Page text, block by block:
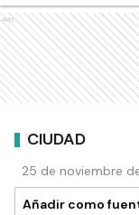
Ads
CIUDAD
25 de noviembre
Añadir como